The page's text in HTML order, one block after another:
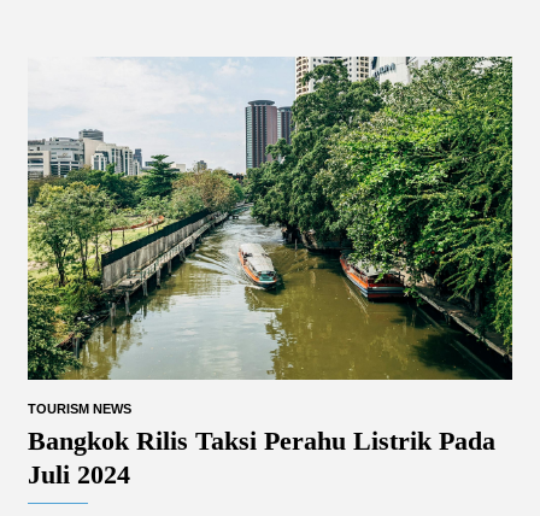
TOURISM NEWS
Bangkok Rilis Taksi Perahu Listrik Pada
Juli 2024